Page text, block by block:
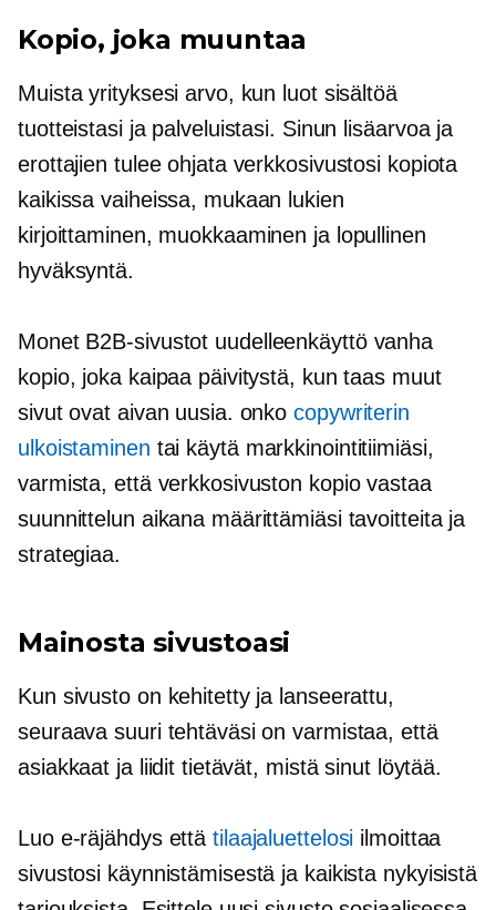
Kopio, joka muuntaa
Muista yrityksesi arvo, kun luot sisältöä
tuotteistasi ja palveluistasi. Sinun lisäarvoaja
erottajien tulee ohjata verkkosivustosi kopiota
kaikissa vaiheissa, mukaan lukien
kirjoittaminen, muokkaaminen ja lopullinen
hyväksyntä.
Monet B2B-sivustot uudelleenkäyttövanha
kopio, joka kaipaa päivitystä, kun taas muut
sivut ovat aivan uusia. onkocopywriterin
ulkoistaminen tai käytä markkinointitiimiäsi,
varmista, että verkkosivuston kopio vastaa
suunnittelun aikana määrittämiäsi tavoitteita ja
strategiaa.
Mainosta sivustoasi
Kun sivusto on kehitetty ja lanseerattu,
seuraava suuri tehtäväsi on varmistaa, että
asiakkaat ja liidit tietävät, mistä sinut löytää.
Luo e-räjähdysettätilaajaluettelosi ilmoittaa
sivustosi käynnistämisestä ja kaikista nykyisistä